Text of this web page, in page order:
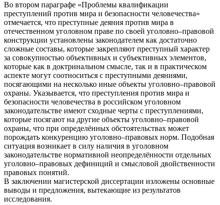
Во втором параграфе «Проблемы квалификации
преступлений против мира и безопасности человечества»
отмечается, что преступные деяния против мира в
отечественном уголовном праве по своей уголовно–правовой
конструкции установлены законодателем как достаточно
сложные составы, которые закрепляют преступный характер
за совокупностью объективных и субъективных элементов,
которые как в доктринальном смысле, так и в практическом
аспекте могут соотноситься с преступными деяниями,
посягающими на несколько иные объекты уголовно–правовой
охраны. Указывается, что преступления против мира и
безопасности человечества в российском уголовном
законодательстве имеют сходные черты с преступлениями,
которые посягают на другие объекты уголовно–правовой
охраны, что при определённых обстоятельствах может
порождать конкуренцию уголовно–правовых норм. Подобная
ситуация возникает в силу наличия в уголовном
законодательстве нормативной неопределённости отдельных
уголовно–правовых дефиниций и смысловой двойственности
правовых понятий.
В заключении магистерской диссертации изложены основные
выводы и предложения, вытекающие из результатов
исследования.